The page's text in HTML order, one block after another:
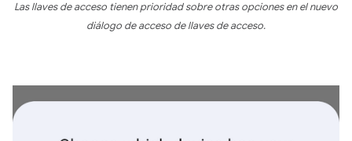
Las llaves de acceso tienen prioridad sobre otras opciones en el nuevo
diálogo de acceso de llaves de acceso.